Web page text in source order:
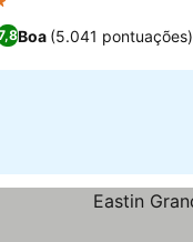
Boa (5.041 pontuações)